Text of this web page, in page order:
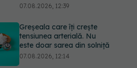
07.08.2026, 12:39
Greșeala care îți crește
tensiunea arterială. Nu
este doar sarea din solniță
07.08.2026, 12:14